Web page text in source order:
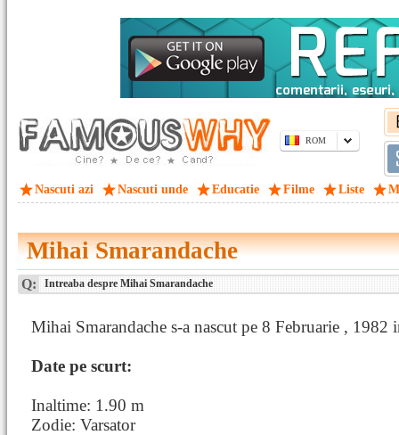
ROM
Nascuti azi Nascuti unde Educatie Filme Liste
Mihai Smarandache
Q: Intreaba despre Mihai Smarandache
Mihai Smarandache s-a nascut pe 8 Februarie , 1982
Date pe scurt:
Inaltime: 1.90 m
Zodie: Varsator